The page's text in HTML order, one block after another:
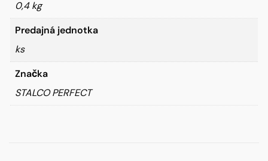
0,4 kg
Predajná jednotka
ks
Značka
STALCO PERFECT